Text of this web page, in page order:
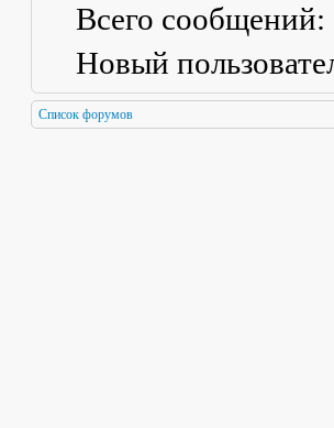
Всего сообщений:
Новый
Список форумов